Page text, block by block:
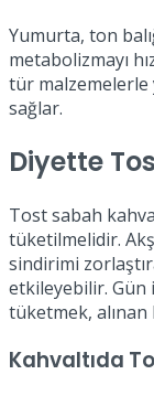
Yumurta, ton
metabolizmayı
tür malzemelerle
sağlar.
Diyette
Tost sabah
tüketilmelidir.
sindirimi
etkileyebilir. Gün
tüketmek, alınan
Kahvaltıda